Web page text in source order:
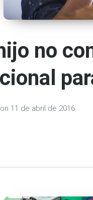
no
on 11 de abril de 2016